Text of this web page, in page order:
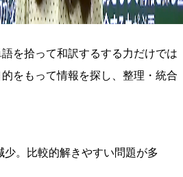
を拾って和訳するする力だけでは
をもって情報を探し、整理・統合
。比較的解きやすい問題が多